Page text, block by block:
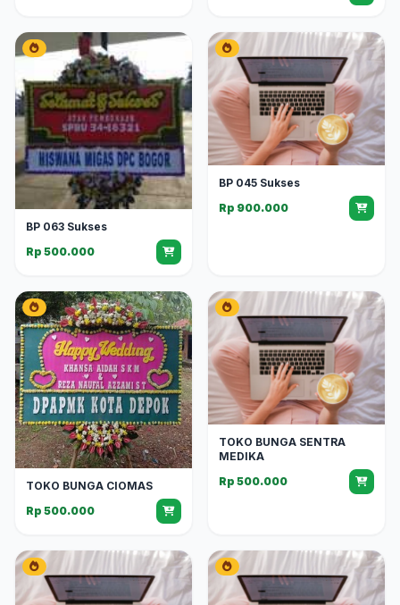
BP 063 Sukses
Rp 500.000
BP 045 Sukses
Rp 900.000
TOKO BUNGA CIOMAS
Rp 500.000
TOKO BUNGA SENTRA
MEDIKA
Rp 500.000